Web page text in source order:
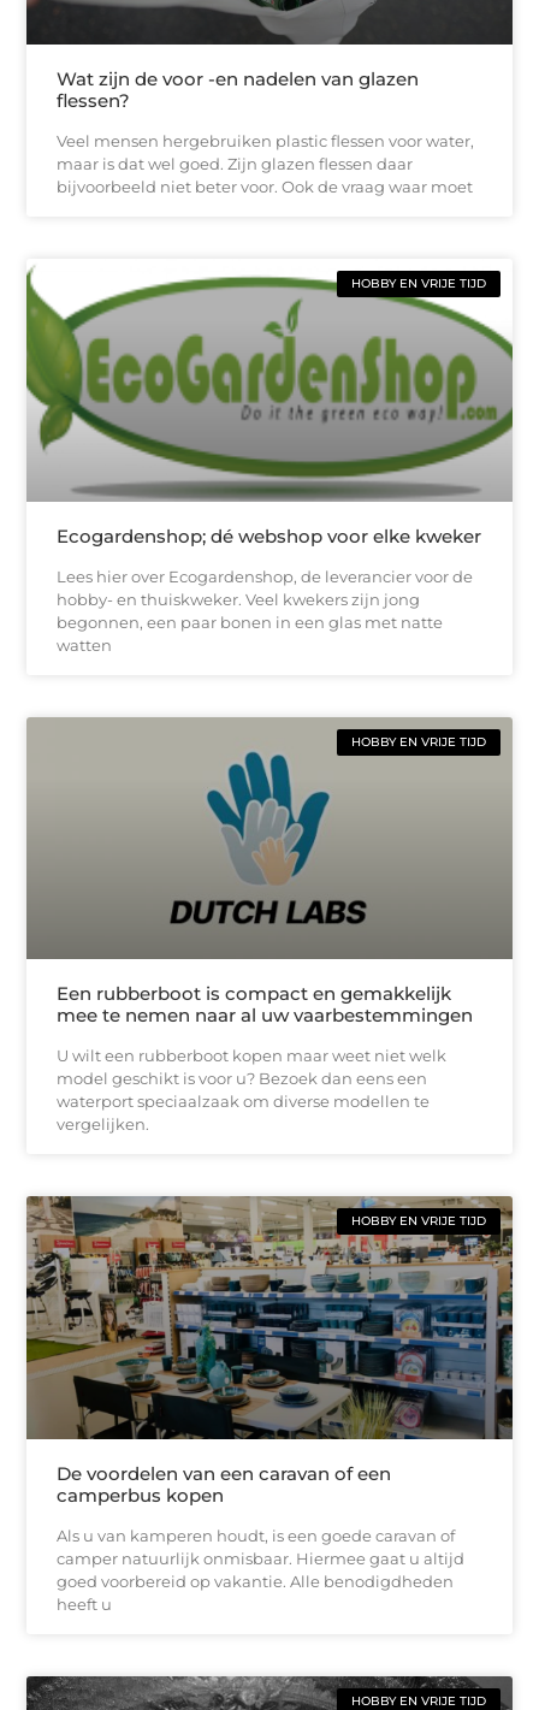
Wat zijn de voor -en nadelen van glazen
flessen?
Veel mensen hergebruiken plastic flessen voor water,
maar is dat wel goed. Zijn glazen flessen daar
bijvoorbeeld niet beter voor. Ook de vraag waar moet
HOBBY EN VRIJE TIJD
Ecogardenshop; dé webshop voor elke kweker
Lees hier over Ecogardenshop, de leverancier voor de
hobby- en thuiskweker. Veel kwekers zijn jong
begonnen, een paar bonen in een glas met natte
watten
HOBBY EN VRIJE TIJD
Een rubberboot is compact en gemakkelijk
mee te nemen naar al uw vaarbestemmingen
U wilt een rubberboot kopen maar weet niet welk
model geschikt is voor u? Bezoek dan eens een
waterport speciaalzaak om diverse modellen te
vergelijken.
HOBBY EN VRIJE TIJD
De voordelen van een caravan of een
camperbus kopen
Als u van kamperen houdt, is een goede caravan of
camper natuurlijk onmisbaar. Hiermee gaat u altijd
goed voorbereid op vakantie. Alle benodigdheden
heeft u
HOBBY EN VRIJE TIJD